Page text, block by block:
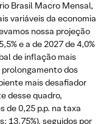
Brasil Macro Mensal,
variáveis da economia
nossa projeção
e a de 2027 de 4,0%
de inflação mais
dos
mais desafiador
desse quadro,
de 0,25 p.p. na taxa
13,75%), seguidos por